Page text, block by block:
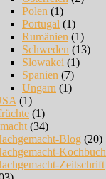
Polen (1)
Portugal (1)
Rumänien (1)
Schweden (13)
Slowakei (1)
Spanien (7)
Ungarn (1)
(1)
(1)
(34)
Blog (20)
Kochbuch
Zeitschrift